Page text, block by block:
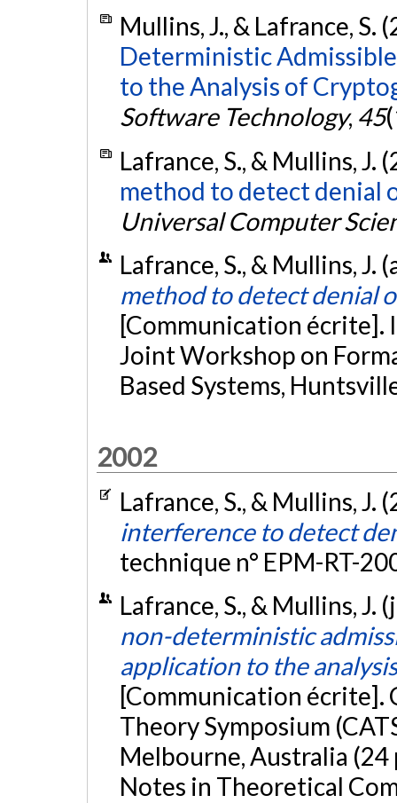
Mullins, J., & Lafrance, S.
Deterministic
to the Analysis of
Software Technology, 45
Lafrance, S., & Mullins, J.
method to detect denial
Universal Computer
Lafrance, S., & Mullins, J.
method to detect denial
[Communication écrite].
Joint Workshop on
Based Systems,
2002
Lafrance, S., & Mullins, J.
interference to detect
technique n° EPM-RT-
Lafrance, S., & Mullins, J.
non-deterministic
application to the
[Communication écrite].
Theory Symposium
Melbourne, Australia (24
Notes in Theoretical